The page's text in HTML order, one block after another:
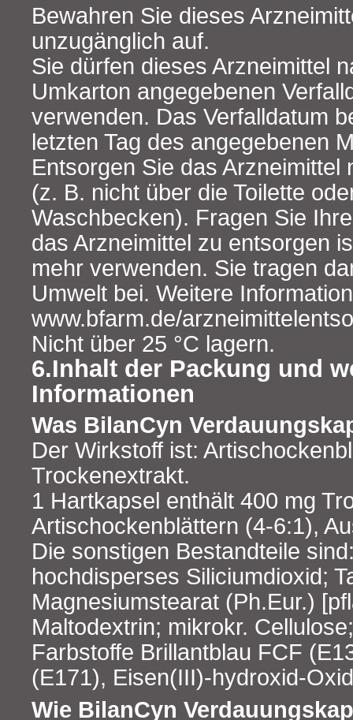
Bewahren Sie dieses
unzugänglich auf.
Sie dürfen dieses Arzneimittel
Umkarton angegebenen
verwenden. Das Verfalldatum
letzten Tag des angegebenen
Entsorgen Sie das Arzneimittel
(z. B. nicht über die Toilette
Waschbecken). Fragen Sie
das Arzneimittel zu entsorgen
mehr verwenden. Sie tragen
Umwelt bei. Weitere
www.bfarm.de/
Nicht über 25 °C lagern.
6.Inhalt der Packung und
Informationen
Was BilanCyn
Der Wirkstoff ist:
Trockenextrakt.
1 Hartkapsel enthält 400 mg
Artischockenblättern (4-6:1),
Die sonstigen Bestandteile
hochdisperses Siliciumdioxid;
Magnesiumstearat (Ph.Eur.)
Maltodextrin; mikrokr.
Farbstoffe Brillantblau FCF
(E171), Eisen(III)-hydroxid-
Wie BilanCyn